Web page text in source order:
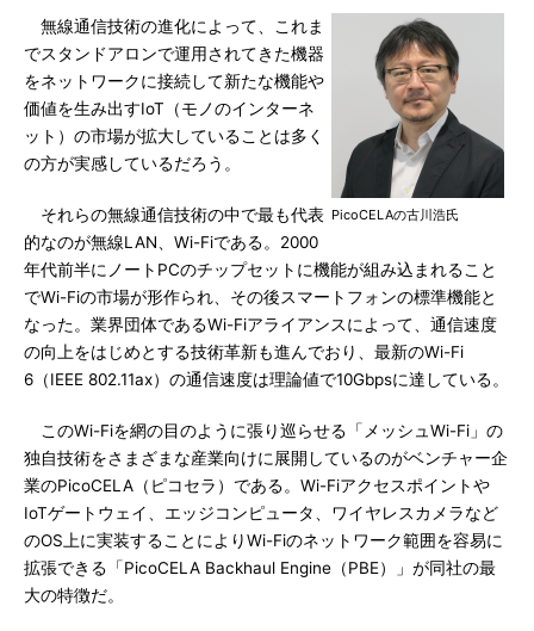
PicoCELAの古川浩氏
無線通信技術の進化によって、これま
でスタンドアロンで運用されてきた機器
をネットワークに接続して新たな機能や
価値を生み出すIoT（モノのインターネ
ット）の市場が拡大していることは多く
の方が実感しているだろう。
それらの無線通信技術の中で最も代表
的なのが無線LAN、Wi-Fiである。2000
年代前半にノートPCのチップセットに機能が組み込まれること
でWi-Fiの市場が形作られ、その後スマートフォンの標準機能と
なった。業界団体であるWi-Fiアライアンスによって、通信速度
の向上をはじめとする技術革新も進んでおり、最新のWi-Fi
6（IEEE 802.11ax）の通信速度は理論値で10Gbpsに達している。
このWi-Fiを網の目のように張り巡らせる「メッシュWi-Fi」の
独自技術をさまざまな産業向けに展開しているのがベンチャー企
業のPicoCELA（ピコセラ）である。Wi-Fiアクセスポイントや
IoTゲートウェイ、エッジコンピュータ、ワイヤレスカメラなど
のOS上に実装することによりWi-Fiのネットワーク範囲を容易に
拡張できる「PicoCELA Backhaul Engine（PBE）」が同社の最
大の特徴だ。